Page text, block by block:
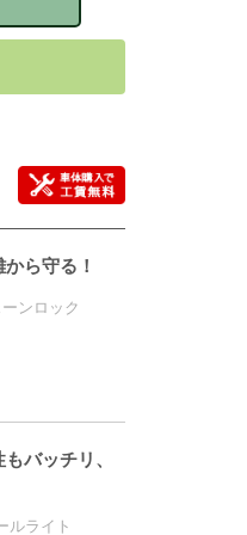
ら守る！
ンロック
バッチリ、
ライト